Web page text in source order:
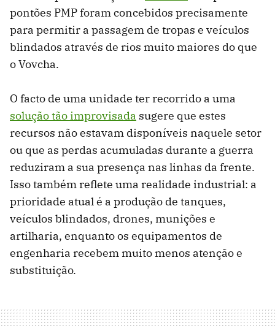
pontões PMP foram concebidos precisamente
para permitir a passagem de tropas e veículos
blindados através de rios muito maiores do que
o Vovcha.
O facto de uma unidade ter recorrido a uma
solução tão improvisada sugere que estes
recursos não estavam disponíveis naquele setor
ou que as perdas acumuladas durante a guerra
reduziram a sua presença nas linhas da frente.
Isso também reflete uma realidade industrial: a
prioridade atual é a produção de tanques,
veículos blindados, drones, munições e
artilharia, enquanto os equipamentos de
engenharia recebem muito menos atenção e
substituição.